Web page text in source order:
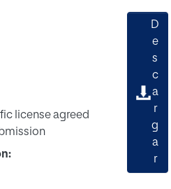
license agreed
D
e
s
c
a
r
g
a
r